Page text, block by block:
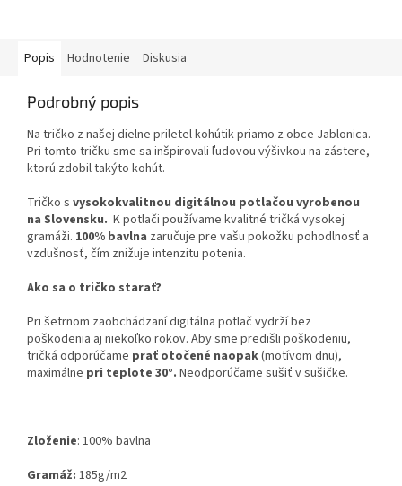
Popis Hodnotenie Diskusia
Podrobný popis
Na tričko z našej dielne priletel kohútik priamo z obce Jablonica.
Pri tomto tričku sme sa inšpirovali ľudovou výšivkou na zástere,
ktorú zdobil takýto kohút.
Tričko s vysokokvalitnou digitálnou potlačou vyrobenou
na Slovensku. K potlači používame kvalitné tričká vysokej
gramáži. 100% bavlna zaručuje pre vašu pokožku pohodlnosť a
vzdušnosť, čím znižuje intenzitu potenia.
Ako sa o tričko starať?
Pri šetrnom zaobchádzaní digitálna potlač vydrží bez
poškodenia aj niekoľko rokov. Aby sme predišli poškodeniu,
tričká odporúčame prať otočené naopak(motívom dnu),
maximálne pri teplote 30°. Neodporúčame sušiť v sušičke.
Zloženie: 100% bavlna
Gramáž: 185g/m2